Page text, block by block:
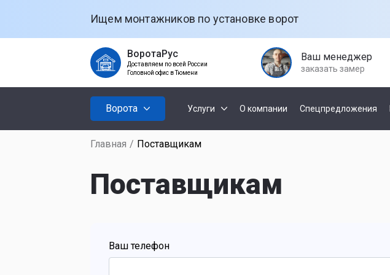
Ищем монтажников по установке ворот
ВоротаРус
Доставляем по всей России
Головной офис в Тюмени
Ваш менеджер
заказать замер
Ворота Услуги
Установка откатных
О компании Спецпредложения
Главная / Поставщикам
Поставщикам
Ваш телефон